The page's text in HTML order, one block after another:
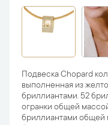
Подвеска Chopard
выполненная из
бриллиантами. 52
огранки общей
бриллиантами общей